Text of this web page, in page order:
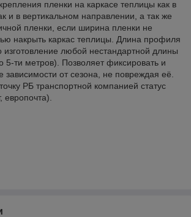
пленки на каркасе теплицы как в
и в вертикальном направлении, а так же
пленки, если ширина пленки не
накрыть каркас теплицы. Длина профиля
изготовление любой нестандартной длины
5-ти метров). Позволяет фиксировать и
зависимости от сезона, не повреждая её.
РБ транспортной компанией статус
европочта).